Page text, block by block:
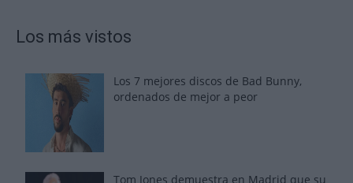
Los más vistos
Los 7 mejores discos de Bad Bunny,
ordenados de mejor a peor
Tom Jones demuestra en Madrid que su